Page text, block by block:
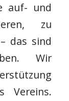
auf- und
zu
das sind
Wir
Vereins.